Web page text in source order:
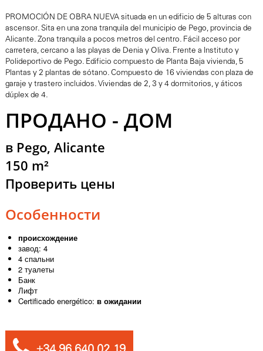
PROMOCIÓN DE OBRA NUEVA situada en un edificio de 5 alturas con
ascensor. Sita en una zona tranquila del municipio de Pego, provincia de
Alicante. Zona tranquila a pocos metros del centro. Fácil acceso por
carretera, cercano a las playas de Denia y Oliva. Frente a Instituto y
Polideportivo de Pego. Edificio compuesto de Planta Baja vivienda, 5
Plantas y 2 plantas de sótano. Compuesto de 16 viviendas con plaza de
garaje y trastero incluidos. Viviendas de 2, 3 y 4 dormitorios, y áticos
dúplex de 4.
ПРОДАНО - ДОМ
в Pego, Alicante
150 m²
Проверить цены
Особенности
происхождение
завод: 4
4 спальни
2 туалеты
Банк
Лифт
Certificado energético:в ожидании